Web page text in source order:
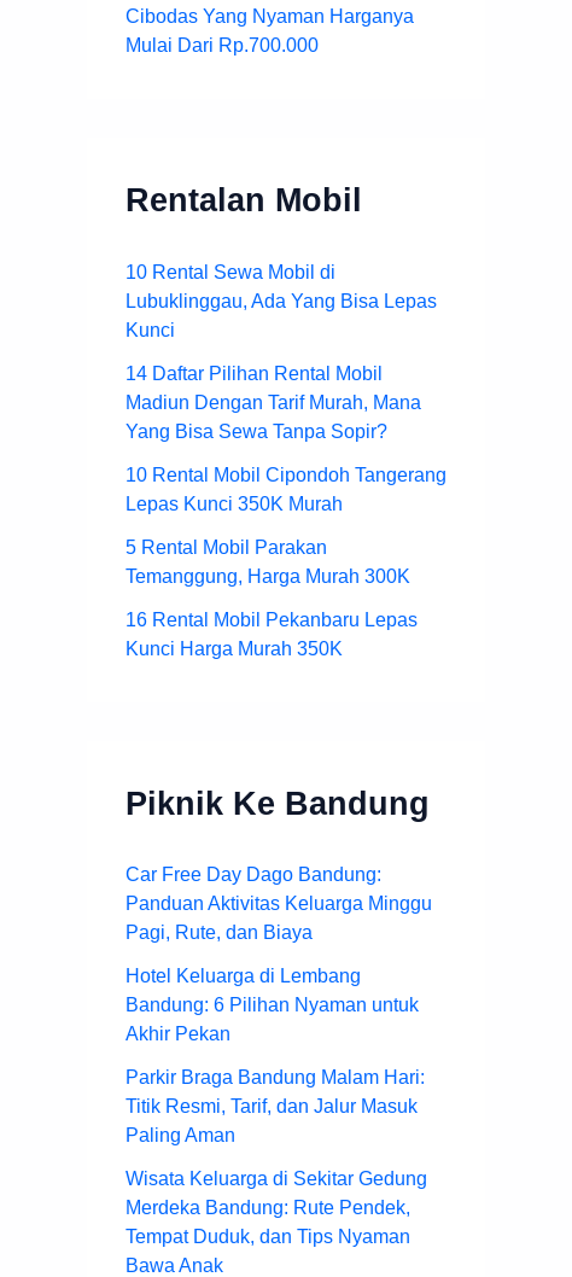
Cibodas Yang Nyaman Harganya
Mulai Dari Rp.700.000
Rentalan Mobil
10 Rental Sewa Mobil di
Lubuklinggau, Ada Yang Bisa Lepas
Kunci
14 Daftar Pilihan Rental Mobil
Madiun Dengan Tarif Murah, Mana
Yang Bisa Sewa Tanpa Sopir?
10 Rental Mobil Cipondoh Tangerang
Lepas Kunci 350K Murah
5 Rental Mobil Parakan
Temanggung, Harga Murah 300K
16 Rental Mobil Pekanbaru Lepas
Kunci Harga Murah 350K
Piknik Ke Bandung
Car Free Day Dago Bandung:
Panduan Aktivitas Keluarga Minggu
Pagi, Rute, dan Biaya
Hotel Keluarga di Lembang
Bandung: 6 Pilihan Nyaman untuk
Akhir Pekan
Parkir Braga Bandung Malam Hari:
Titik Resmi, Tarif, dan Jalur Masuk
Paling Aman
Wisata Keluarga di Sekitar Gedung
Merdeka Bandung: Rute Pendek,
Tempat Duduk, dan Tips Nyaman
Bawa Anak